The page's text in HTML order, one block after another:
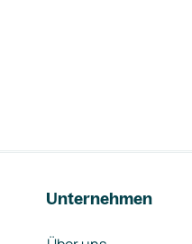
Unternehmen